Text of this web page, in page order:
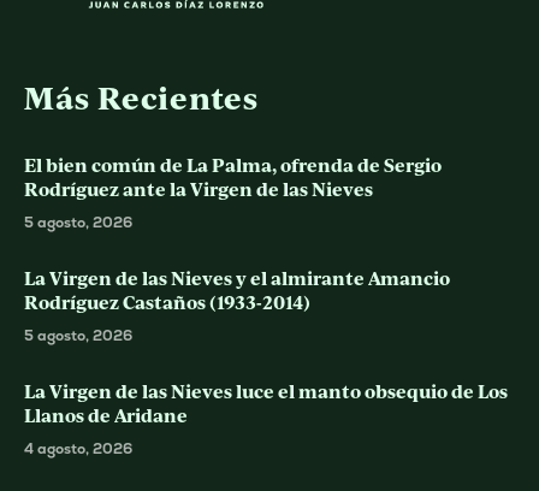
Más Recientes
El bien común de La Palma, ofrenda de Sergio
Rodríguez ante la Virgen de las Nieves
5 agosto, 2026
La Virgen de las Nieves y el almirante Amancio
Rodríguez Castaños (1933-2014)
5 agosto, 2026
La Virgen de las Nieves luce el manto obsequio de Los
Llanos de Aridane
4 agosto, 2026